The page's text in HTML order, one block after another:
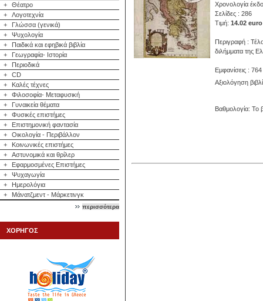
+
Θέατρο
+
Λογοτεχνία
+
Γλώσσα (γενικά)
+
Ψυχολογία
+
Παιδικά και εφηβικά βιβλία
+
Γεωγραφία- Ιστορία
+
Περιοδικά
+
CD
+
Καλές τέχνες
+
Φιλοσοφία- Μεταφυσική
+
Γυναικεία θέματα
+
Φυσικές επιστήμες
+
Επιστημονική φαντασία
+
Οικολογία - Περιβάλλον
+
Κοινωνικές επιστήμες
+
Αστυνομικά και θρίλερ
+
Εφαρμοσμένες Επιστήμες
+
Ψυχαγωγία
+
Ημερολόγια
+
Μάνατζμεντ - Μάρκετινγκ
περισσότερα
ΧΟΡΗΓΟΣ
Χρονολογία
Σελίδες : 286
Τιμή: 14.02 euro
Περιγραφή :
διλήμματα της
Εμφανίσεις : 764
Αξιολόγηση
Βαθμολογία: Το